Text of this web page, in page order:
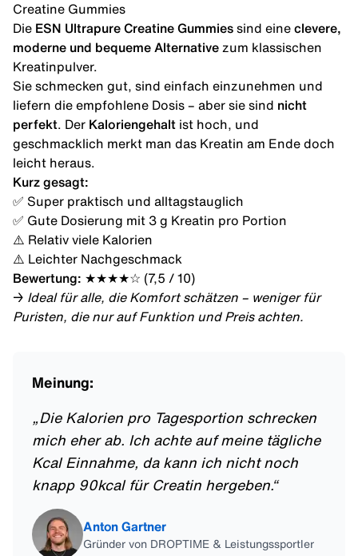
Creatine Gummies
Die ESN Ultrapure Creatine Gummies sind eine clevere,
moderne und bequeme Alternative zum klassischen
Kreatinpulver.
Sie schmecken gut, sind einfach einzunehmen und
liefern die empfohlene Dosis – aber sie sind nicht
perfekt . Der Kaloriengehalt ist hoch, und
geschmacklich merkt man das Kreatin am Ende doch
leicht heraus.
Kurz gesagt:
✅ Super praktisch und alltagstauglich
✅ Gute Dosierung mit 3 g Kreatin pro Portion
⚠️ Relativ viele Kalorien
⚠️ Leichter Nachgeschmack
Bewertung: ★★★★☆ (7,5 / 10)
→ Ideal für alle, die Komfort schätzen – weniger für
Puristen, die nur auf Funktion und Preis achten.
Meinung:
Die Kalorien pro Tagesportion schrecken
mich eher ab. Ich achte auf meine tägliche
Kcal Einnahme, da kann ich nicht noch
knapp 90kcal für Creatin hergeben. “
Anton Gartner
Gründer von DROPTIME & Leistungssportler